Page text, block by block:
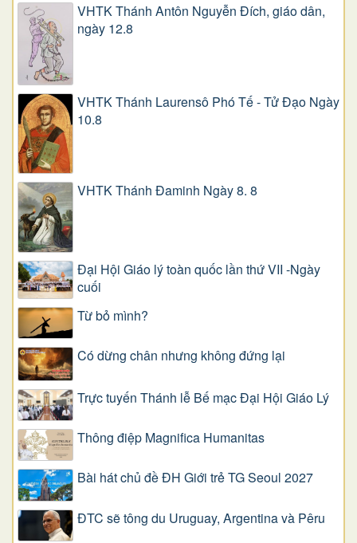
VHTK Thánh Antôn Nguyễn Ðích, giáo dân,
ngày 12.8
VHTK Thánh Laurensô Phó Tế - Tử Đạo Ngày
10.8
VHTK Thánh Đaminh Ngày 8. 8
Đại Hội Giáo lý toàn quốc lần thứ VII -Ngày
cuối
Từ bỏ mình?
Có dừng chân nhưng không đứng lại
Trực tuyến Thánh lễ Bế mạc Đại Hội Giáo Lý
Thông điệp Magnifica Humanitas
Bài hát chủ đề ĐH Giới trẻ TG Seoul 2027
ĐTC sẽ tông du Uruguay, Argentina và Pêru